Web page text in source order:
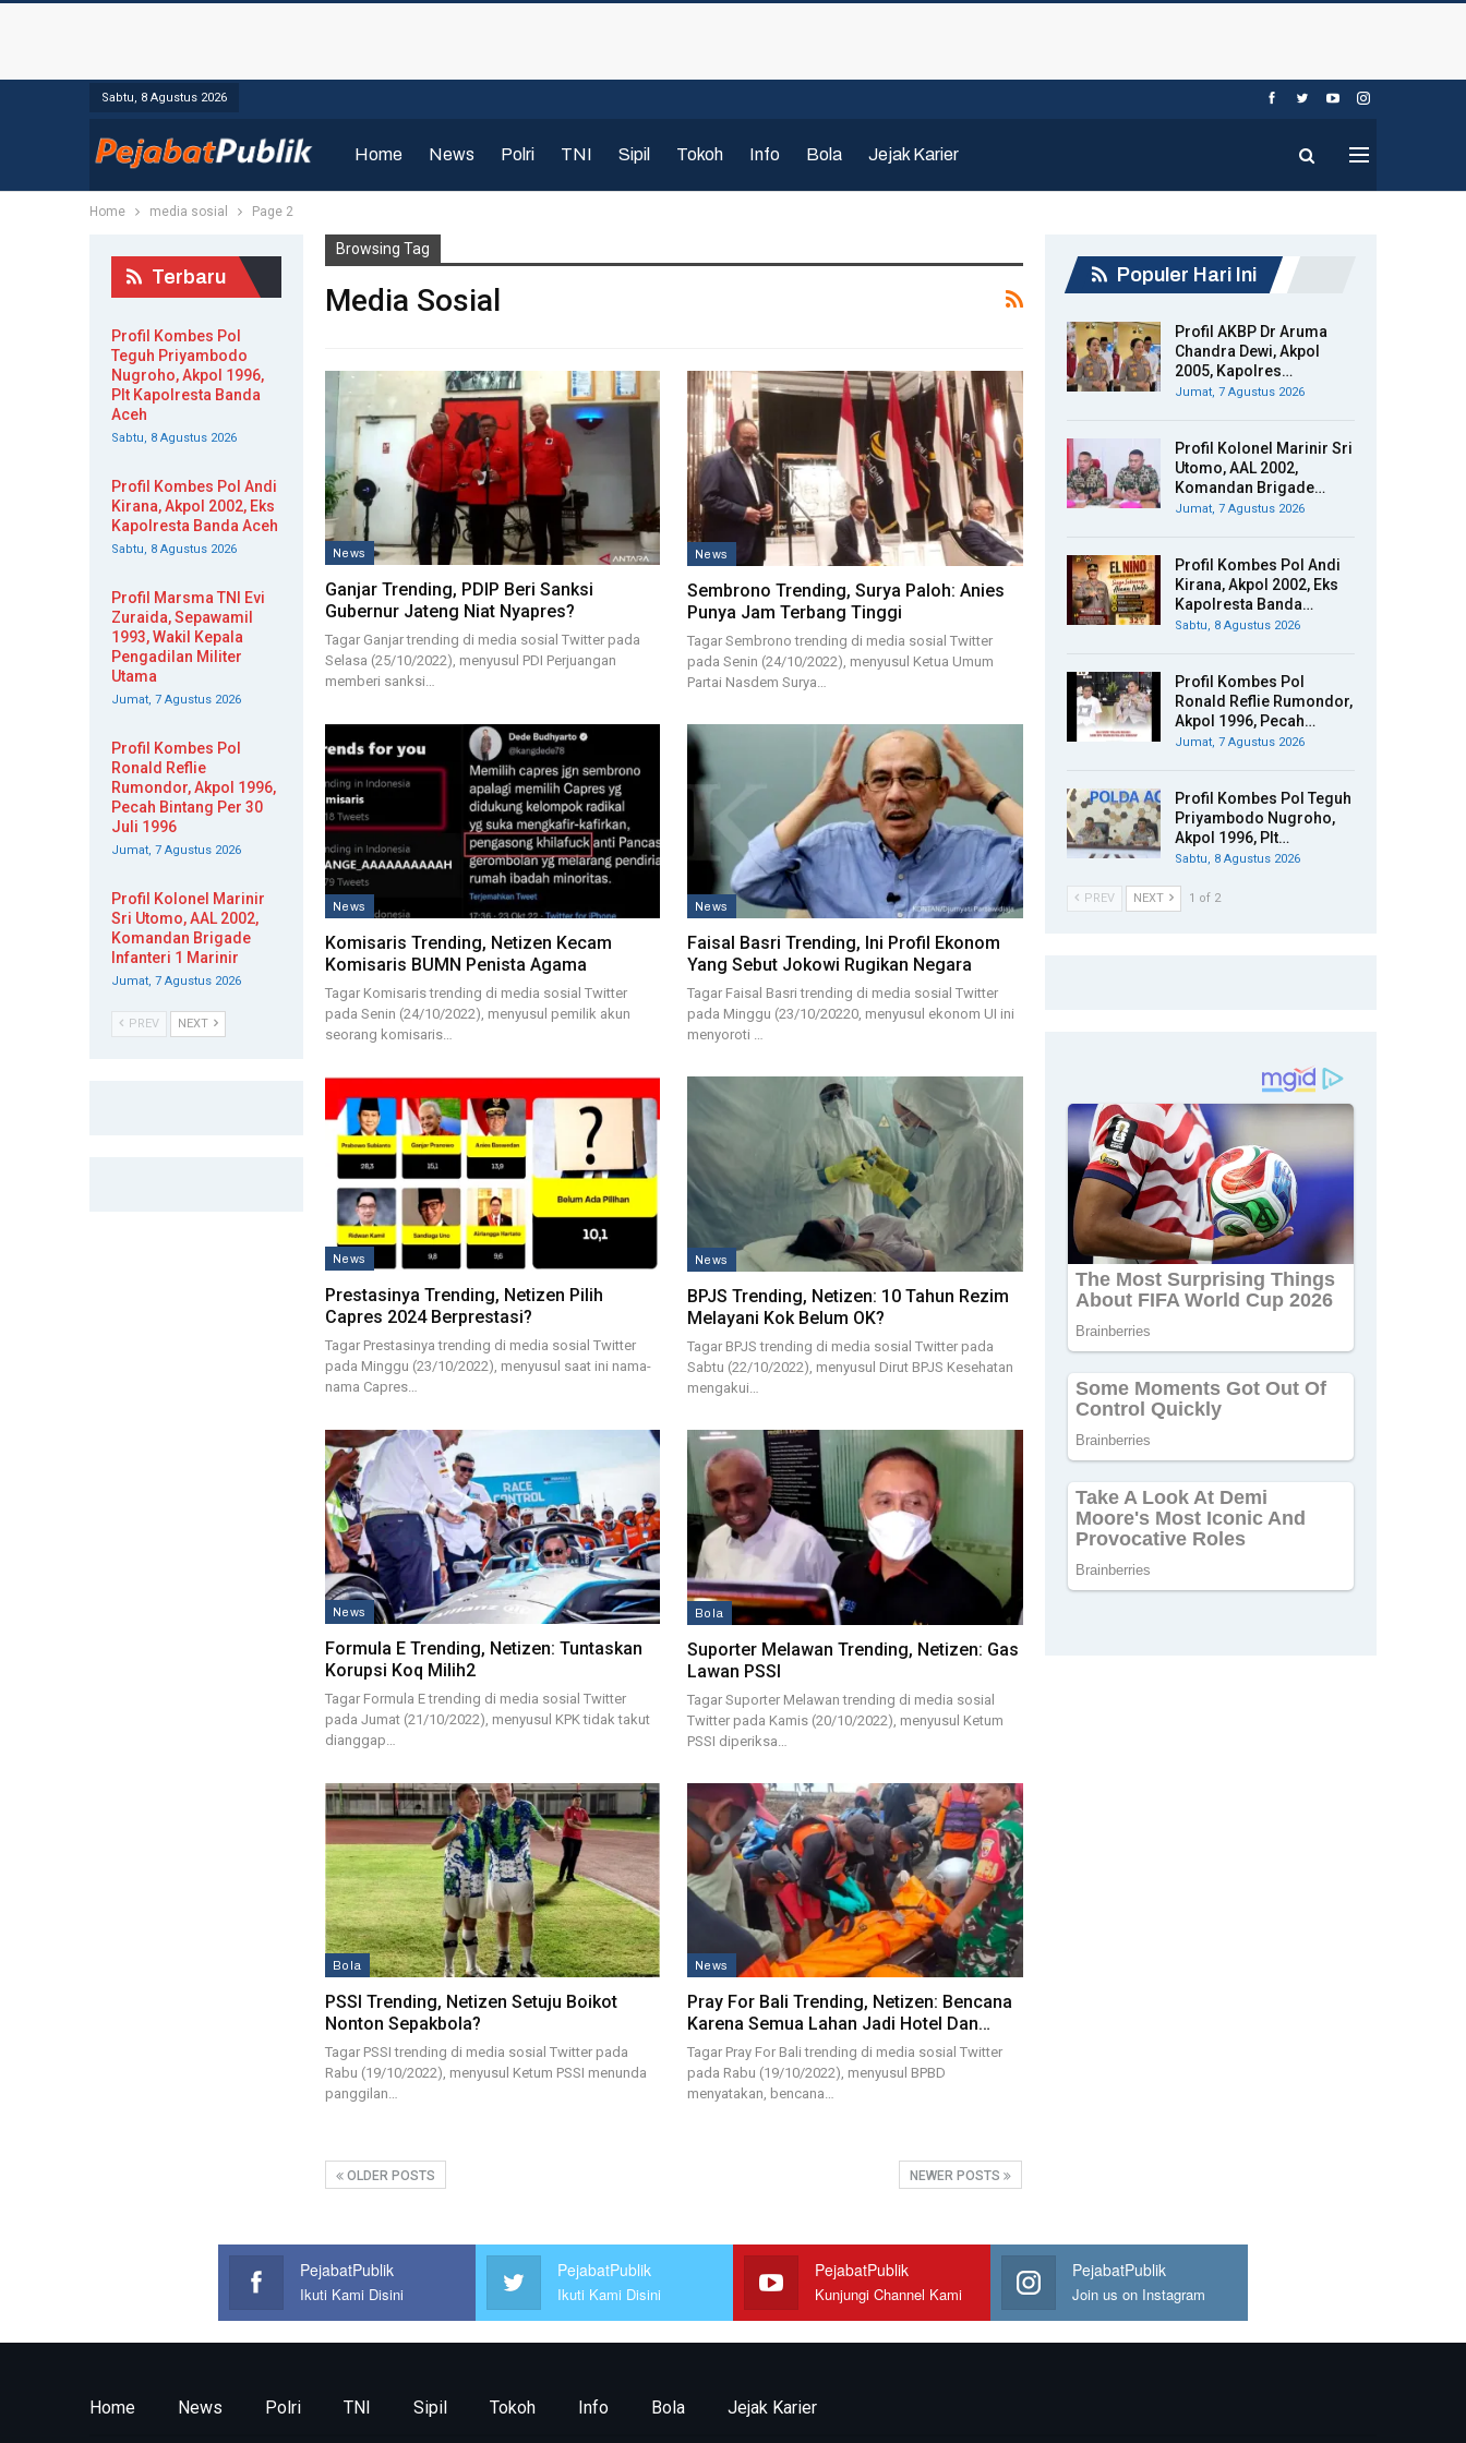
Sabtu, 8 Agustus 2026
Home News Polri TNI Sipil Tokoh Info Bola Jejak Karier
Home media sosial Page 2
Browsing Tag
Media Sosial
News
Ganjar Trending, PDIP Beri Sanksi
Gubernur Jateng Niat Nyapres?
Tagar Ganjar trending di media sosial Twitter pada
Selasa (25/10/2022), menyusul PDI Perjuangan
memberi sanksi…
News
Sembrono Trending, Surya Paloh: Anies
Punya Jam Terbang Tinggi
Tagar Sembrono trending di media sosial Twitter
pada Senin (24/10/2022), menyusul Ketua Umum
Partai Nasdem Surya…
News
Komisaris Trending, Netizen Kecam
Komisaris BUMN Penista Agama
Tagar Komisaris trending di media sosial Twitter
pada Senin (24/10/2022), menyusul pemilik akun
seorang komisaris…
News
Faisal Basri Trending, Ini Profil Ekonom
Yang Sebut Jokowi Rugikan Negara
Tagar Faisal Basri trending di media sosial Twitter
pada Minggu (23/10/20220, menyusul ekonom UI ini
menyoroti …
News
Prestasinya Trending, Netizen Pilih
Capres 2024 Berprestasi?
Tagar Prestasinya trending di media sosial Twitter
pada Minggu (23/10/2022), menyusul saat ini nama-
nama Capres…
News
BPJS Trending, Netizen: 10 Tahun Rezim
Melayani Kok Belum OK?
Tagar BPJS trending di media sosial Twitter pada
Sabtu (22/10/2022), menyusul Dirut BPJS Kesehatan
mengakui…
News
Formula E Trending, Netizen: Tuntaskan
Korupsi Koq Milih2
Tagar Formula E trending di media sosial Twitter
pada Jumat (21/10/2022), menyusul KPK tidak takut
dianggap…
Bola
Suporter Melawan Trending, Netizen: Gas
Lawan PSSI
Tagar Suporter Melawan trending di media sosial
Twitter pada Kamis (20/10/2022), menyusul Ketum
PSSI diperiksa…
Bola
PSSI Trending, Netizen Setuju Boikot
Nonton Sepakbola?
Tagar PSSI trending di media sosial Twitter pada
Rabu (19/10/2022), menyusul Ketum PSSI menunda
panggilan…
News
Pray For Bali Trending, Netizen: Bencana
Karena Semua Lahan Jadi Hotel Dan…
Tagar Pray For Bali trending di media sosial Twitter
pada Rabu (19/10/2022), menyusul BPBD
menyatakan, bencana…
OLDER POSTS NEWER POSTS
Populer Hari Ini
Profil AKBP Dr Aruma
Chandra Dewi, Akpol
2005, Kapolres…
Jumat, 7 Agustus 2026
Profil Kolonel Marinir Sri
Utomo, AAL 2002,
Komandan Brigade…
Jumat, 7 Agustus 2026
Profil Kombes Pol Andi
Kirana, Akpol 2002, Eks
Kapolresta Banda…
Sabtu, 8 Agustus 2026
Profil Kombes Pol
Ronald Reflie Rumondor,
Akpol 1996, Pecah…
Jumat, 7 Agustus 2026
Profil Kombes Pol Teguh
Priyambodo Nugroho,
Akpol 1996, Plt…
Sabtu, 8 Agustus 2026
PREV NEXT 1 of 2
Terbaru
Profil Kombes Pol
Teguh Priyambodo
Nugroho, Akpol 1996,
Plt Kapolresta Banda
Aceh
Sabtu, 8 Agustus 2026
Profil Kombes Pol Andi
Kirana, Akpol 2002, Eks
Kapolresta Banda Aceh
Sabtu, 8 Agustus 2026
Profil Marsma TNI Evi
Zuraida, Sepawamil
1993, Wakil Kepala
Pengadilan Militer
Utama
Jumat, 7 Agustus 2026
Profil Kombes Pol
Ronald Reflie
Rumondor, Akpol 1996,
Pecah Bintang Per 30
Juli 1996
Jumat, 7 Agustus 2026
Profil Kolonel Marinir
Sri Utomo, AAL 2002,
Komandan Brigade
Infanteri 1 Marinir
Jumat, 7 Agustus 2026
PREV NEXT
PejabatPublik
Ikuti Kami Disini
PejabatPublik
Ikuti Kami Disini
PejabatPublik
Kunjungi Channel Kami
PejabatPublik
Join us on Instagram
Home News Polri TNI Sipil Tokoh Info Bola Jejak Karier